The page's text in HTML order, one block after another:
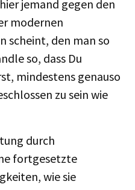
jemand gegen den
modernen
scheint, den man so
so, dass Du
mindestens genauso
zu sein wie
durch
fortgesetzte
wie sie